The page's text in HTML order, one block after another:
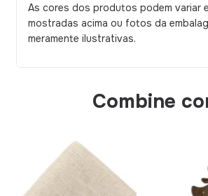
As cores dos produtos podem variar
mostradas acima ou fotos da
meramente ilustrativas.
Combine